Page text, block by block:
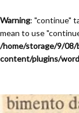
Warning: "continue"
mean to use
/home/storage/9/08/
content/plugins/
Festival